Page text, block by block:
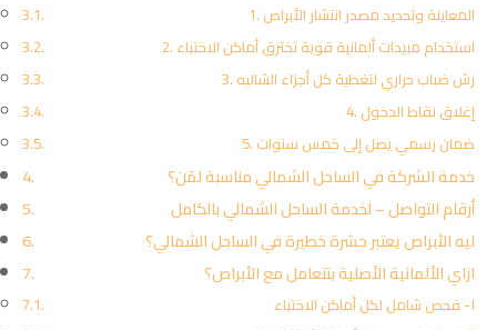
1. المعاينة وتحديد مصدر انتشار الأبراص
2. استخدام مبيدات ألمانية قوية تخترق أماكن الاختباء
3. رش ضباب حراري لتغطية كل أجزاء الشاليه
4. إغلاق نقاط الدخول
5. ضمان رسمي يصل إلى خمس سنوات
خدمة الشركة في الساحل الشمالي مناسبة لمَن؟
أرقام التواصل – لخدمة الساحل الشمالي بالكامل
ليه الأبراص يعتبر حشرة خطيرة في الساحل الشمالي؟
ازاي الألمانية الأصلية بتتعامل مع الأبراص؟
١- فحص شامل لكل أماكن الاختباء